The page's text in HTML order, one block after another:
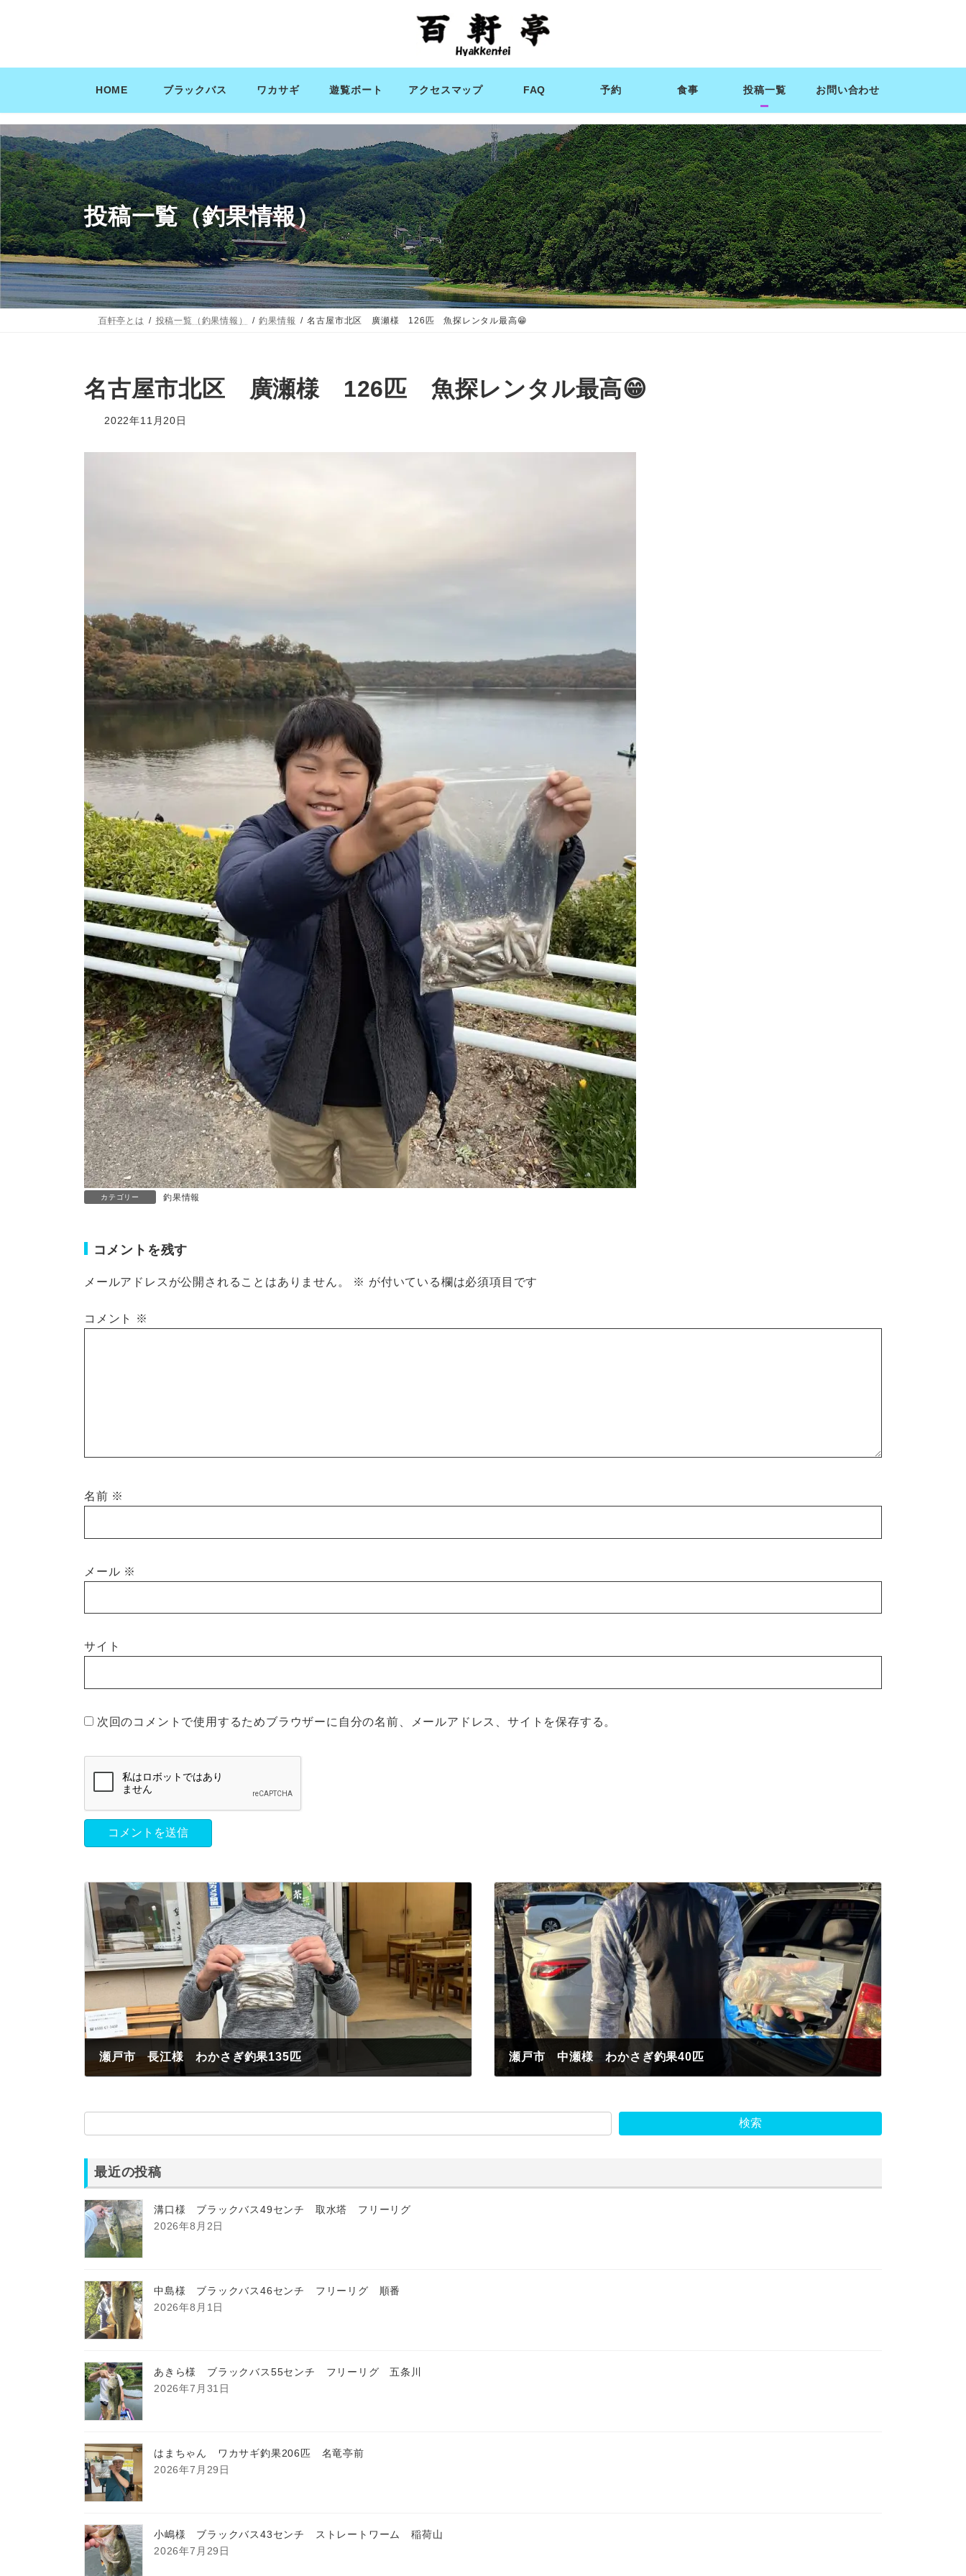
ン
ス
キ
ッ
プ
ー
ン
に
移
動
HOME ブラックバス ワカサギ 遊覧ボート アクセスマップ FAQ 予約 食事 投稿一覧 お問い合わせ
投稿一覧（釣果情報）
百軒亭とは 投稿一覧（釣果情報） 釣果情報 名古屋市北区 廣瀬様 126匹 魚探レンタル最高😁
名古屋市北区 廣瀬様 126匹 魚探レンタル最高😁
2022年11月20日
カテゴリー 釣果情報
コメントを残す
メールアドレスが公開されることはありません。 ※ が付いている欄は必須項目です
コメント ※
名前 ※
メール ※
サイト
次回のコメントで使用するためブラウザーに自分の名前、メールアドレス、サイトを保存する。
瀬戸市 長江様 わかさぎ釣果135匹 瀬戸市 中瀬様 わかさぎ釣果40匹
検索
最近の投稿
溝口様 ブラックバス49センチ 取水塔 フリーリグ
2026年8月2日
中島様 ブラックバス46センチ フリーリグ 順番
2026年8月1日
あきら様 ブラックバス55センチ フリーリグ 五条川
2026年7月31日
はまちゃん ワカサギ釣果206匹 名竜亭前
2026年7月29日
小嶋様 ブラックバス43センチ ストレートワーム 稲荷山
2026年7月29日